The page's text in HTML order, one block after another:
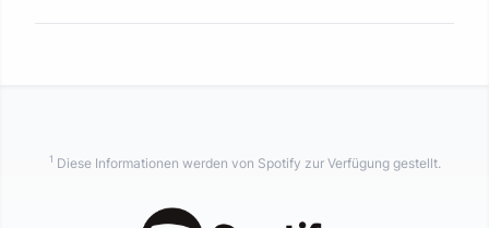
1 Diese Informationen werden von Spotify zur Verfügung gestellt.